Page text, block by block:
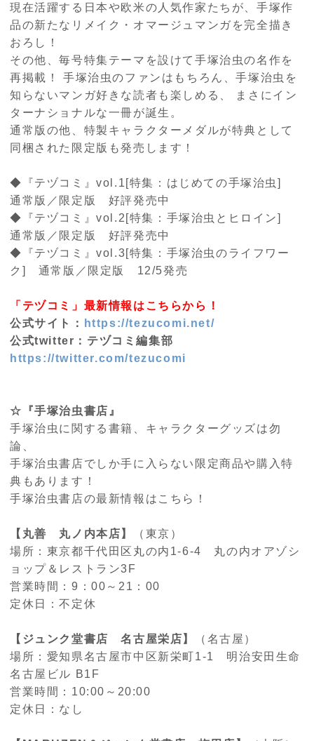
現在活躍する日本や欧米の人気作家たちが、手塚作
品の新たなリメイク・オマージュマンガを完全描き
おろし！
その他、毎号特集テーマを設けて手塚治虫の名作を
再掲載！ 手塚治虫のファンはもちろん、手塚治虫を
知らないマンガ好きな読者も楽しめる、 まさにイン
ターナショナルな一冊が誕生。
通常版の他、特製キャラクターメダルが特典として
同梱された限定版も発売します！
◆『テヅコミ』vol.1[特集：はじめての手塚治虫]
通常版／限定版 好評発売中
◆『テヅコミ』vol.2[特集：手塚治虫とヒロイン]
通常版／限定版 好評発売中
◆『テヅコミ』vol.3[特集：手塚治虫のライフワー
ク ] 通常版／限定版 12/5発売
「テヅコミ」最新情報はこちらから！
公式サイト：
https://tezucomi.net/
公式twitter：テヅコミ編集部
https://twitter.com/tezucomi
☆『手塚治虫書店』
手塚治虫に関する書籍、キャラクターグッズは勿
論、
手塚治虫書店でしか手に入らない限定商品や購入特
典もあります！
手塚治虫書店の最新情報はこちら！
【丸善 丸ノ内本店】
（東京）
場所：東京都千代田区丸の内 1-6-4
丸の内オアゾシ
ョップ＆レストラン3F
営業時間： 9 ：00 ～ 21 ： 00
定休日：不定休
【ジュンク堂書店 名古屋栄店】
（名古屋）
場所：愛知県名古屋市中区新栄町1-1
明治安田生命
名古屋ビル B1F
営業時間： 10:00 ～ 20:00
定休日：なし